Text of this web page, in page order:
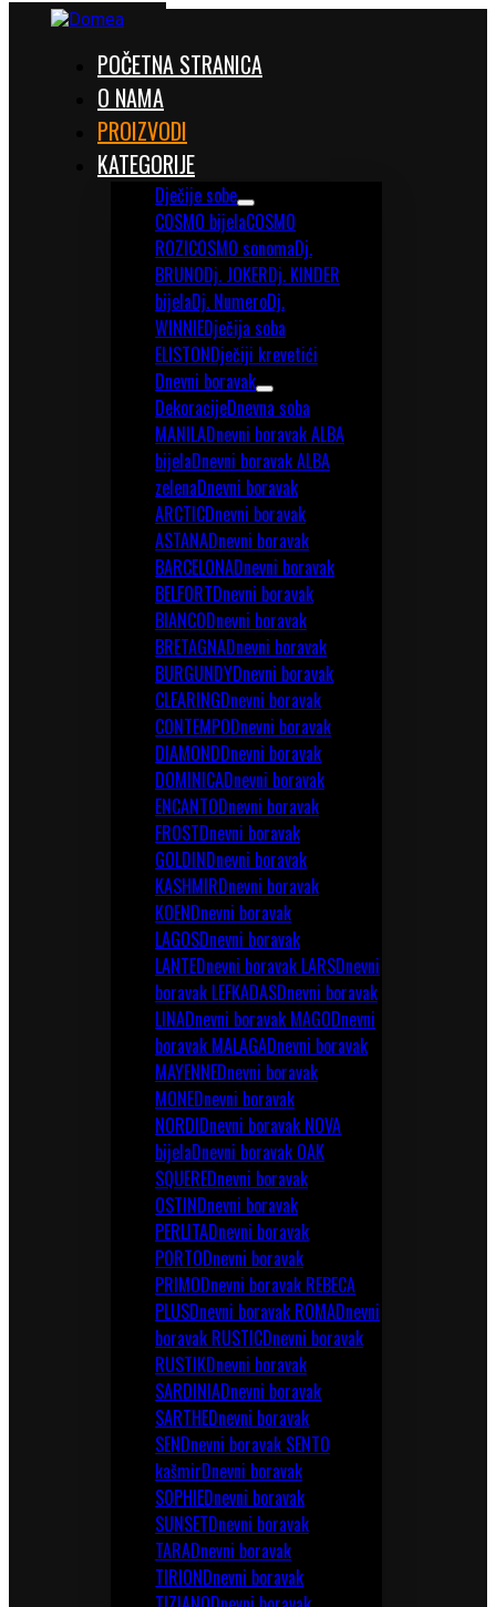
POČETNA STRANICA
O NAMA
PROIZVODI
KATEGORIJE
Dječije sobe
COSMO bijelaCOSMO
ROZICOSMO sonomaDj.
BRUNODj. JOKERDj. KINDER
bijelaDj. NumeroDj.
WINNIEDječija soba
ELISTONDječiji krevetići
Dnevni boravak
DekoracijeDnevna soba
MANILADnevni boravak ALBA
bijelaDnevni boravak ALBA
zelenaDnevni boravak
ARCTICDnevni boravak
ASTANADnevni boravak
BARCELONADnevni boravak
BELFORTDnevni boravak
BIANCODnevni boravak
BRETAGNADnevni boravak
BURGUNDYDnevni boravak
CLEARINGDnevni boravak
CONTEMPODnevni boravak
DIAMONDDnevni boravak
DOMINICADnevni boravak
ENCANTODnevni boravak
FROSTDnevni boravak
GOLDINDnevni boravak
KASHMIRDnevni boravak
KOENDnevni boravak
LAGOSDnevni boravak
LANTEDnevni boravak LARSDnevni
boravak LEFKADASDnevni boravak
LINADnevni boravak MAGODnevni
boravak MALAGADnevni boravak
MAYENNEDnevni boravak
MONEDnevni boravak
NORDIDnevni boravak NOVA
bijelaDnevni boravak OAK
SQUEREDnevni boravak
OSTINDnevni boravak
PERLITADnevni boravak
PORTODnevni boravak
PRIMODnevni boravak REBECA
PLUSDnevni boravak ROMADnevni
boravak RUSTICDnevni boravak
RUSTIKDnevni boravak
SARDINIADnevni boravak
SARTHEDnevni boravak
SENDnevni boravak SENTO
kašmirDnevni boravak
SOPHIEDnevni boravak
SUNSETDnevni boravak
TARADnevni boravak
TIRIONDnevni boravak